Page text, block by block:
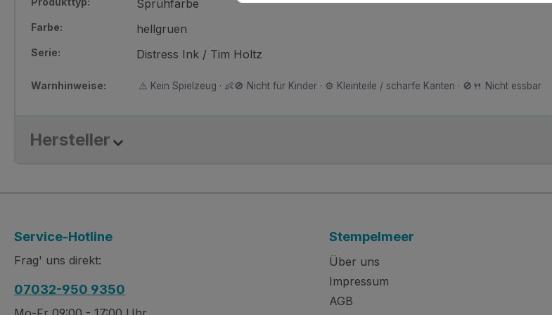
Sprühfarbe
Farbe: hellgruen
Serie: Distress Ink / Tim Holtz
Warnhinweise: ⚠️ Kein Spielzeug · 👶🚫 Nicht für Kinder · ⚙️ Kleinteile / scharfe Kanten · 🚫🍴 Nicht essbar
Hersteller
Service-Hotline
Frag' uns direkt:
07032-950 9350
Stempelmeer
Über uns
Impressum
AGB